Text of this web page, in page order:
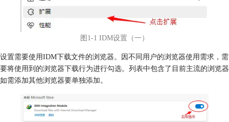
图1-1 IDM设置（一）
设置需要使用IDM下载文件的浏览器。因不同用户的浏览器使用需求，需
要将使用到的浏览器下载行为进行勾选。列表中包含了目前主流的浏览器
如需添加其他浏览器要单独添加。